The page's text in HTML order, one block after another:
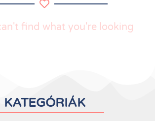
find what you're looking
KATEGÓRIÁK